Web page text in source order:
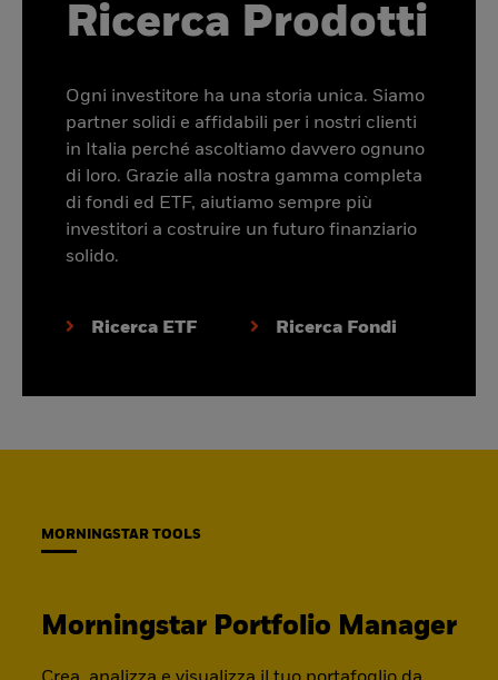
Ricerca Prodotti
Ogni investitore ha una storia unica. Siamo
partner solidi e affidabili per i nostri clienti
in Italia perché ascoltiamo davvero ognuno
di loro. Grazie alla nostra gamma completa
di fondi ed ETF, aiutiamo sempre più
investitori a costruire un futuro finanziario
solido.
Ricerca ETF Ricerca Fondi
MORNINGSTAR TOOLS
Morningstar Portfolio Manager